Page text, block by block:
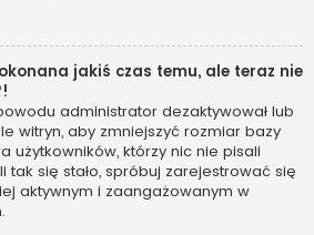
jakiś czas temu, ale teraz nie
administrator dezaktywował lub
witryn, aby zmniejszyć rozmiar bazy
użytkowników, którzy nic nie pisali
tak się stało, spróbuj zarejestrować się
aktywnym i zaangażowanym w